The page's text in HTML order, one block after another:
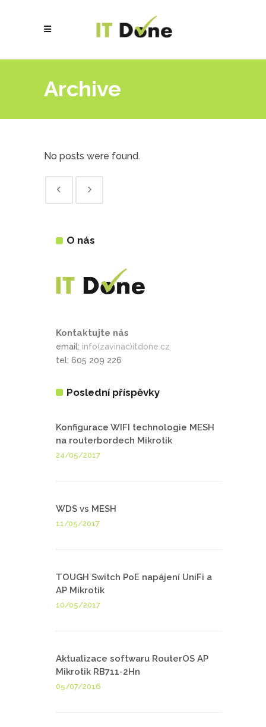
Archive
No posts were found.
O nás
Kontaktujte nás
email: info(zavinac)itdone.cz
tel: 605 209 226
Poslední příspěvky
Konfigurace WIFI technologie MESH
na routerbordech Mikrotik
24/05/2017
WDS vs MESH
11/05/2017
TOUGH Switch PoE napájení UniFi a
AP Mikrotik
10/05/2017
Aktualizace softwaru RouterOS AP
Mikrotik RB711-2Hn
05/07/2016